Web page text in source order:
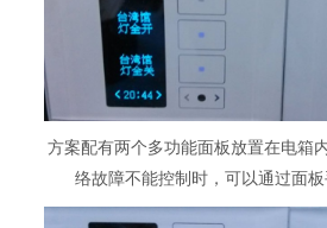
方案配有两个多功能面板放置在电箱
络故障不能控制时，可以通过面